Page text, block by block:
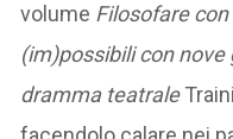
volume Filosofare
(im)possibili con
dramma teatrale